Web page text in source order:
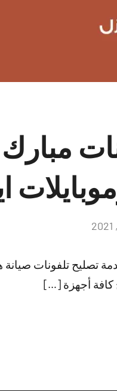
تعليقات
تصليح تلفونات
كافة أجهزة […]